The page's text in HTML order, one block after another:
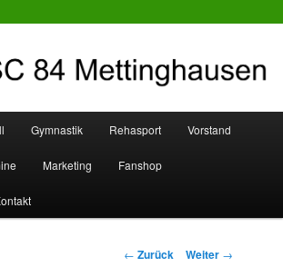
Gymnastik Rehasport Vorstand
Marketing Fanshop
Beitrags-
← Zurück Weiter →